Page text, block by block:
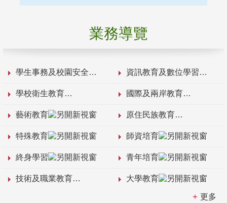
業務導覽
學生事務及校園安全 資訊教育及數位學習
學校衛生教育 國際及兩岸教育
藝術教育 原住民族教育
特殊教育 師資培育
終身學習 青年培育
技術及職業教育 大學教育
更多